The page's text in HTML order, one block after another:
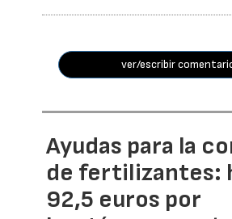
ver/escribir
Ayudas para la
de fertilizantes:
92,5 euros por